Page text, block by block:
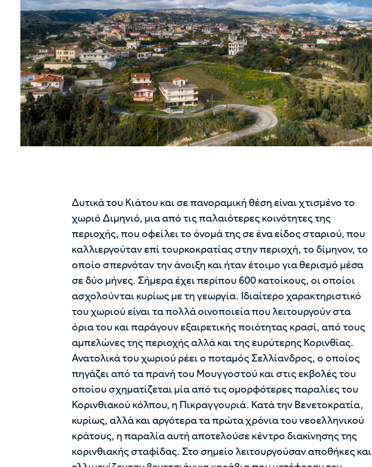
Δυτικά του Κιάτου και σε πανοραμική θέση είναι χτισμένο το
χωριό Διμηνιό, μια από τις παλαιότερες κοινότητες της
περιοχής, που οφείλει το όνομά της σε ένα είδος σταριού, που
καλλιεργούταν επί τουρκοκρατίας στην περιοχή, το δίμηνον, το
οποίο σπερνόταν την άνοιξη και ήταν έτοιμο για θερισμό μέσα
σε δύο μήνες. Σήμερα έχει περίπου 600 κατοίκους, οι οποίοι
ασχολούνται κυρίως με τη γεωργία. Ιδιαίτερο χαρακτηριστικό
του χωριού είναι τα πολλά οινοποιεία που λειτουργούν στα
όρια του και παράγουν εξαιρετικής ποιότητας κρασί, από τους
αμπελώνες της περιοχής αλλά και της ευρύτερης Κορινθίας.
Ανατολικά του χωριού ρέει ο ποταμός Σελλίανδρος, ο οποίος
πηγάζει από τα πρανή του Μουγγοστού και στις εκβολές του
οποίου σχηματίζεται μία από τις ομορφότερες παραλίες του
Κορινθιακού κόλπου, η Πικραγγουριά. Κατά την Βενετοκρατία,
κυρίως, αλλά και αργότερα τα πρώτα χρόνια του νεοελληνικού
κράτους, η παραλία αυτή αποτελούσε κέντρο διακίνησης της
κορινθιακής σταφίδας. Στο σημείο λειτουργούσαν αποθήκες και